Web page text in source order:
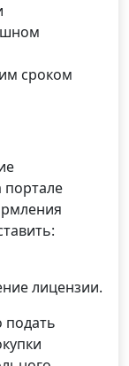
сроком
лицензии.
подать